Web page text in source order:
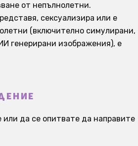
от непълнолетни.
сексуализира или е
(включително симулирани,
генерирани изображения), е
или да се опитвате да направите